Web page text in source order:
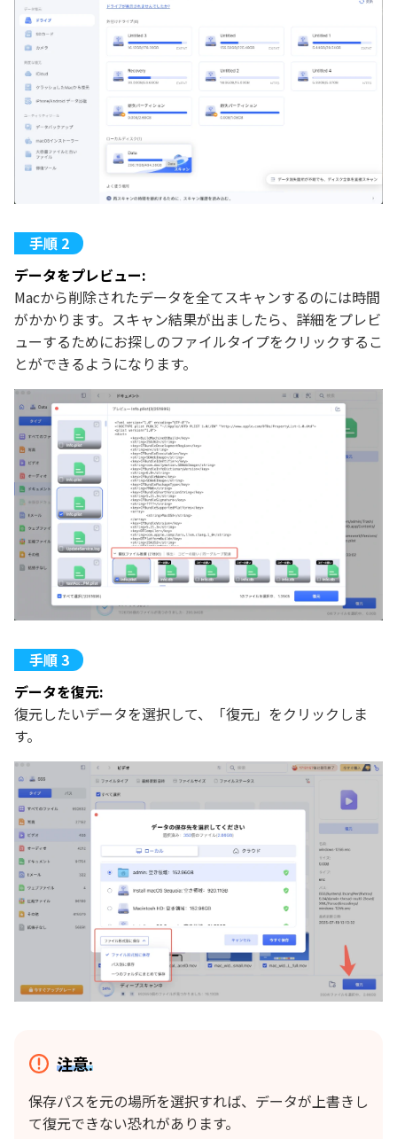
データをプレビュー:
Macから削除されたデータを全てスキャンするのには時間
がかかります。スキャン結果が出ましたら、詳細をプレビ
ューするためにお探しのファイルタイプをクリックするこ
とができるようになります。
データを復元:
復元したいデータを選択して、「復元」をクリックしま
す。
注意:
保存パスを元の場所を選択すれば、データが上書きし
て復元できない恐れがあります。